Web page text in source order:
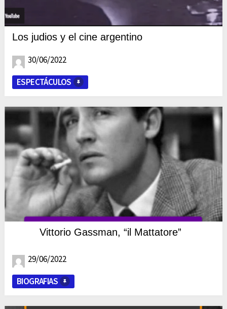
Los judios y el cine argentino
30/06/2022
ESPECTÁCULOS
Vittorio Gassman, “il Mattatore”
29/06/2022
BIOGRAFIAS